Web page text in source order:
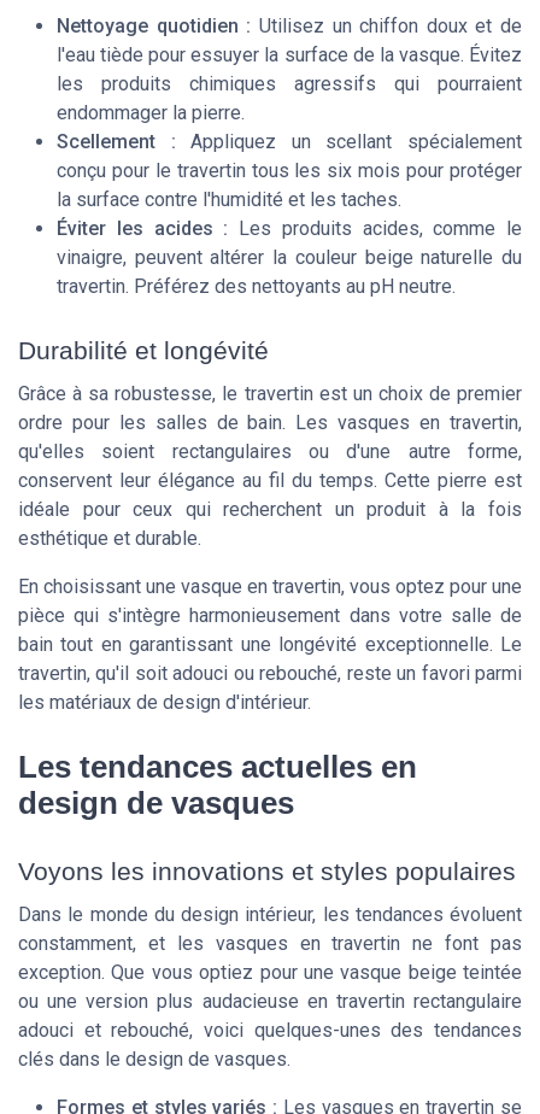
Nettoyage quotidien : Utilisez un chiffon doux et de
l'eau tiède pour essuyer la surface de la vasque. Évitez
les produits chimiques agressifs qui pourraient
endommager la pierre.
Scellement : Appliquez un scellant spécialement
conçu pour le travertin tous les six mois pour protéger
la surface contre l'humidité et les taches.
Éviter les acides : Les produits acides, comme le
vinaigre, peuvent altérer la couleur beige naturelle du
travertin. Préférez des nettoyants au pH neutre.
Durabilité et longévité
Grâce à sa robustesse, le travertin est un choix de premier
ordre pour les salles de bain. Les vasques en travertin,
qu'elles soient rectangulaires ou d'une autre forme,
conservent leur élégance au fil du temps. Cette pierre est
idéale pour ceux qui recherchent un produit à la fois
esthétique et durable.
En choisissant une vasque en travertin, vous optez pour une
pièce qui s'intègre harmonieusement dans votre salle de
bain tout en garantissant une longévité exceptionnelle. Le
travertin, qu'il soit adouci ou rebouché, reste un favori parmi
les matériaux de design d'intérieur.
Les tendances actuelles en
design de vasques
Voyons les innovations et styles populaires
Dans le monde du design intérieur, les tendances évoluent
constamment, et les vasques en travertin ne font pas
exception. Que vous optiez pour une vasque beige teintée
ou une version plus audacieuse en travertin rectangulaire
adouci et rebouché, voici quelques-unes des tendances
clés dans le design de vasques.
Formes et styles variés : Les vasques en travertin se